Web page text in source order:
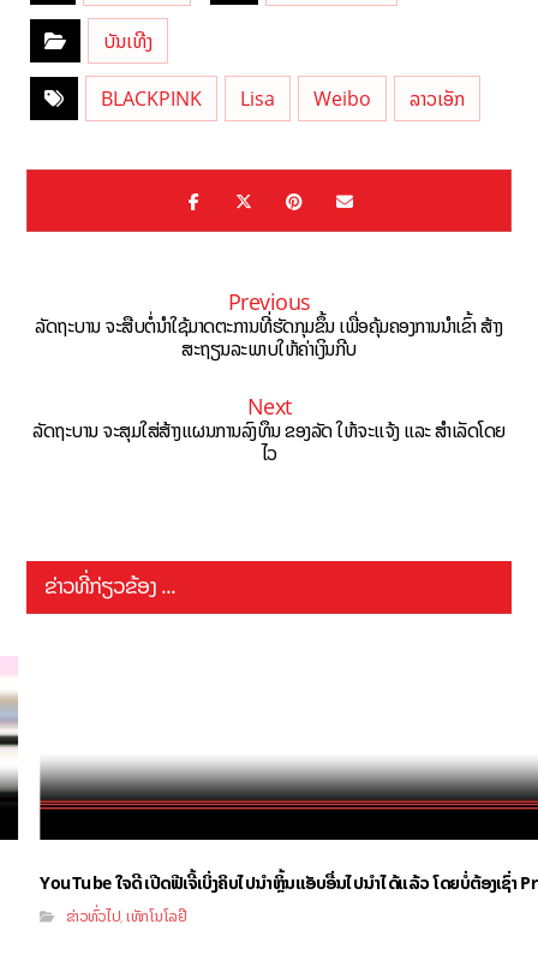
ບັນເທີງ
BLACKPINK Lisa Weibo ລາວເອັກ
Previous
ລັດຖະບານ ຈະສືບຕໍ່ນຳໃຊ້ມາດຕະການທີ່ຮັດກຸມຂຶ້ນ ເພື່ອຄຸ້ມຄອງການນຳເຂົ້າ ສ້າງ
ສະຖຽນລະພາບໃຫ້ຄ່າເງິນກີບ
Next
ລັດຖະບານ ຈະສຸມໃສ່ສ້າງແຜນການລົງທຶນ ຂອງລັດ ໃຫ້ຈະແຈ້ງ ແລະ ສຳເລັດໂດຍ
ໄວ
ຂ່າວທີ່ກ່ຽວຂ້ອງ ...
YouTube ໃຈດີ ເປີດຟີເຈີ້ເບິ່ງຄິບໄປນຳຫຼິ້ນແອັບອື່ນໄປນຳໄດ້ແລ້ວ ໂດຍບໍ່ຕ້ອງເຊົ່າ
ຂ່າວທົ່ວໄປ,ເທັກໂນໂລຢີ